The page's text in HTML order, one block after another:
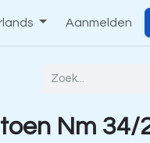
Aanmelden
Nm 34/